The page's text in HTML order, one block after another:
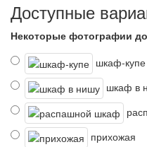
Доступные
Некоторые фотографии
шкаф-купе
шкаф в
прихожая